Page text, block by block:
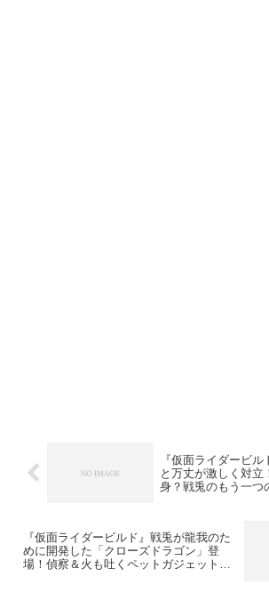
『仮面ライダービ
と万丈が激しく対立
身？戦兎のもう一つ
『仮面ライダービルド』戦兎が龍我のた
めに開発した「クローズドラゴン」登
場！偵察＆火も吐くペットガジェットさ